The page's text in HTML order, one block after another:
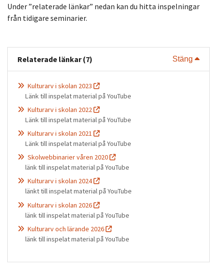
Under ”relaterade länkar” nedan kan du hitta inspelningar
från tidigare seminarier.
Relaterade länkar (7) Stäng Visa
Kulturarv i skolan 2023
Länk till inspelat material på YouTube
Kulturarv i skolan 2022
Länk till inspelat material på YouTube
Kulturarv i skolan 2021
Länk till inspelat material på YouTube
Skolwebbinarier våren 2020
länk till inspelat material på YouTube
Kulturarv i skolan 2024
länkt till inspelat material på YouTube
Kulturarv i skolan 2026
länk till inspelat material på YouTube
Kulturarv och lärande 2026
länk till inspelat material på YouTube